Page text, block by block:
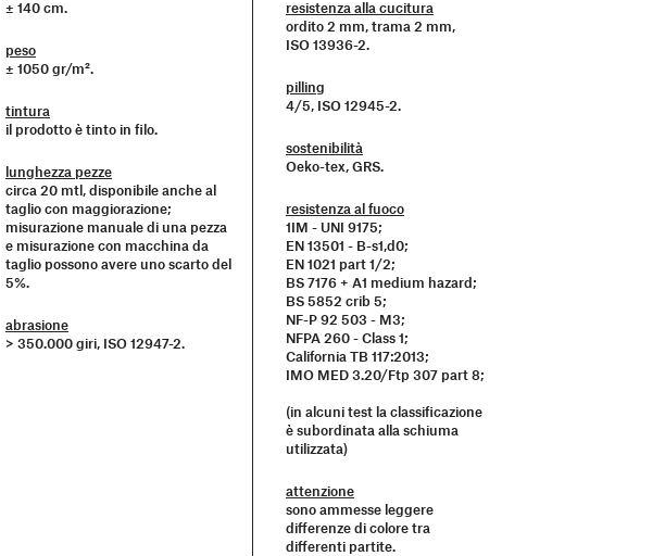
± 140 cm.
peso
± 1050 gr/m².
tintura
il prodotto è tinto in filo.
lunghezza pezze
circa 20 mtl, disponibile anche al
taglio con maggiorazione;
misurazione manuale di una pezza
e misurazione con macchina da
taglio possono avere uno scarto del
5%.
abrasione
> 350.000 giri, ISO 12947-2.
resistenza alla cucitura
ordito 2 mm, trama 2 mm,
ISO 13936-2.
pilling
4/5, ISO 12945-2.
sostenibilità
Oeko-tex, GRS.
resistenza al fuoco
1IM - UNI 9175;
EN 13501 - B-s1,d0;
EN 1021 part 1/2;
BS 7176 + A1 medium hazard;
BS 5852 crib 5;
NF-P 92 503 - M3;
NFPA 260 - Class 1;
California TB 117:2013;
IMO MED 3.20/Ftp 307 part 8;
(in alcuni test la classificazione
è subordinata alla schiuma
utilizzata)
attenzione
sono ammesse leggere
differenze di colore tra
differenti partite.